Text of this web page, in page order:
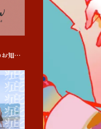
中 あまね引退のお知らせ